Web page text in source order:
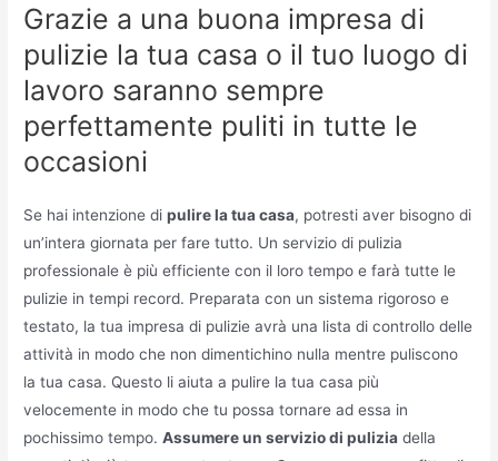
Grazie a una buona impresa di
pulizie la tua casa o il tuo luogo di
lavoro saranno sempre
perfettamente puliti in tutte le
occasioni
Se hai intenzione dipulire la tua casa, potresti aver bisogno di
un’intera giornata per fare tutto. Un servizio di pulizia
professionale è più efficiente con il loro tempo e farà tutte le
pulizie in tempi record. Preparata con un sistema rigoroso e
testato, la tua impresa di pulizie avrà una lista di controllo delle
attività in modo che non dimentichino nulla mentre puliscono
la tua casa. Questo li aiuta a pulire la tua casa più
velocemente in modo che tu possa tornare ad essa in
pochissimo tempo.Assumere un servizio di pulizia della